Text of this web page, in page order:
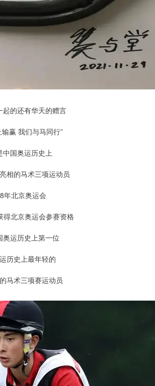
起的还有华天的赠言
输赢 我们与马同行”
中国奥运历史上
相的马术三项运动员
年北京奥运会
得北京奥运会参赛资格
奥运历史上第一位
历史上最年轻的
马术三项赛运动员